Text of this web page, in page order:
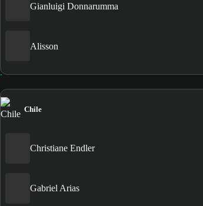
Gianluigi Donnarumma
Alisson
Chile
Christiane Endler
Gabriel Arias